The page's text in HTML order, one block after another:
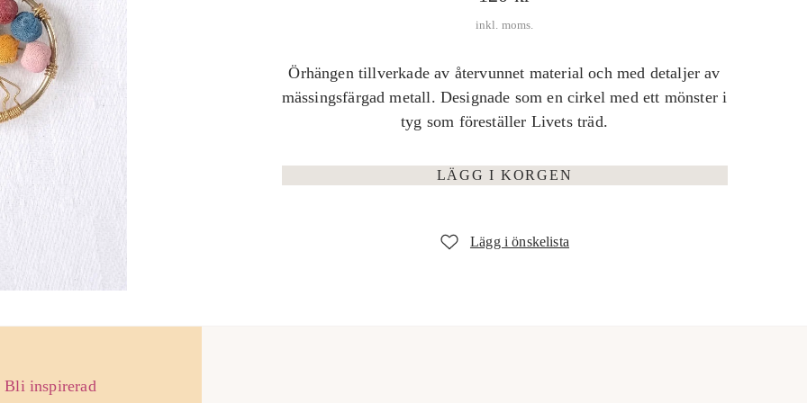
r
i
n
r
e
inkl. moms.
Örhängen tillverkade av återvunnet material och med detaljer av
mässingsfärgad metall. Designade som en cirkel med ett mönster i
tyg som föreställer Livets träd.
LÄGG I KORGEN
Bli inspirerad